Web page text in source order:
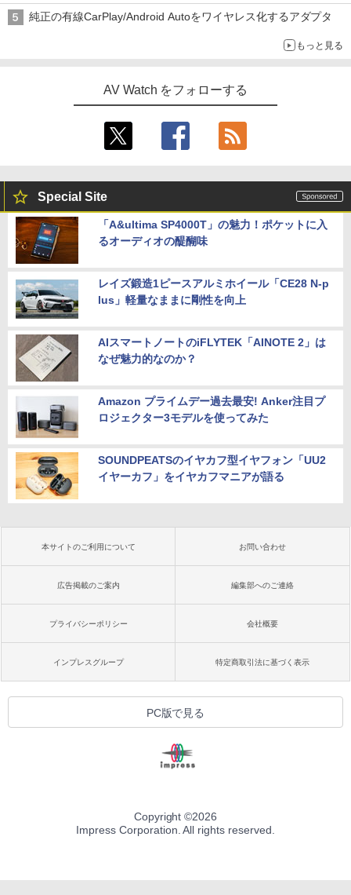
純正の有線CarPlay/Android Autoをワイヤレス化するアダプタ
もっと見る
AV Watch をフォローする
Special Site
「A&ultima SP4000T」の魅力！ポケットに入
るオーディオの醍醐味
レイズ鍛造1ピースアルミホイール「CE28 N-p
lus」軽量なままに剛性を向上
AIスマートノートのiFLYTEK「AINOTE 2」は
なぜ魅力的なのか？
Amazon プライムデー過去最安! Anker注目プ
ロジェクター3モデルを使ってみた
SOUNDPEATSのイヤカフ型イヤフォン「UU2
イヤーカフ」をイヤカフマニアが語る
本サイトのご利用について お問い合わせ
広告掲載のご案内 編集部へのご連絡
プライバシーポリシー 会社概要
インプレスグループ 特定商取引法に基づく表示
PC版で見る
Copyright ©2026
Impress Corporation. All rights reserved.